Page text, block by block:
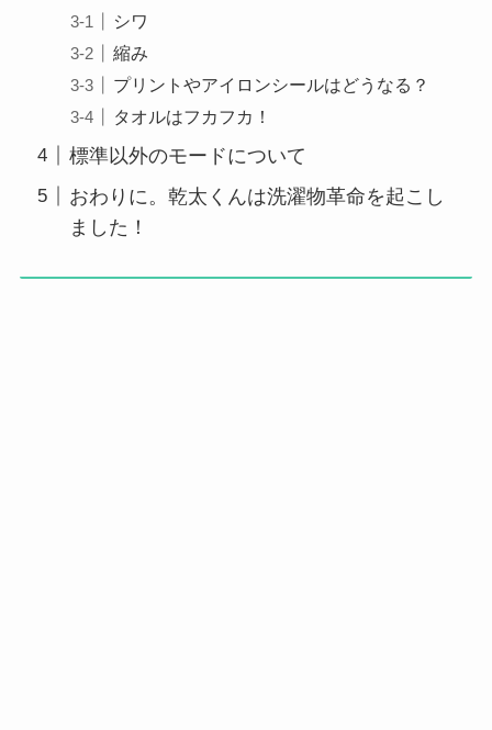
シワ
縮み
プリントやアイロンシールはどうなる？
タオルはフカフカ！
標準以外のモードについて
おわりに。乾太くんは洗濯物革命を起こし
ました！